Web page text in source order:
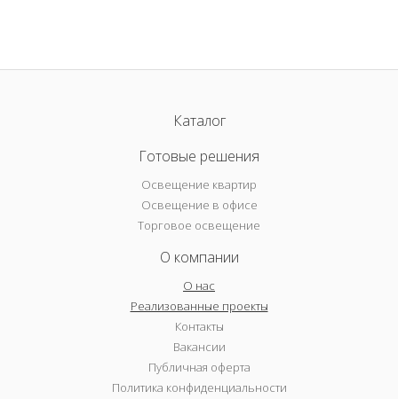
Каталог
Готовые решения
Освещение квартир
Освещение в офисе
Торговое освещение
О компании
О нас
Реализованные проекты
Контакты
Вакансии
Публичная оферта
Политика конфиденциальности